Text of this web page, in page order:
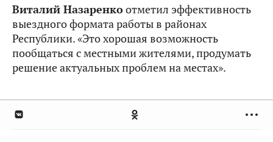
Виталий Назаренкоотметил эффективность
выездного формата работы в районах
Республики. «Это хорошая возможность
пообщаться с местными жителями, продумать
решение актуальных проблем на местах».